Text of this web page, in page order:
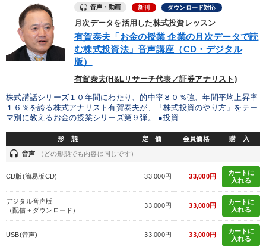
音声・動画 新刊 ダウンロード対応
月次データを活用した株式投資レッスン
有賀泰夫「お金の授業 企業の月次データで読
む株式投資法」音声講座（CD・デジタル
版）
有賀泰夫(H&Lリサーチ代表／証券アナリスト)
株式講話シリーズ１０年間にわたり、的中率８０％強、年間平均上昇率
１６％を誇る株式アナリスト有賀泰夫が、「株式投資のやり方」をテー
マ別に教えるお金の授業シリーズ第９弾。 ●投資...
形 態 定 価 会員価格 購 入
headset 音声 （どの形態でも内容は同じです）
CD版(簡易版CD) 33,000円 33,000円
カートに
入れる
デジタル音声版
（配信＋ダウンロード）
33,000円 33,000円
カートに
入れる
USB(音声) 33,000円 33,000円
カートに
入れる